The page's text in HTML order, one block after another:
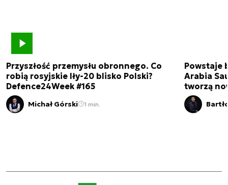
Przyszłość przemysłu obronnego. Co
robią rosyjskie Iły-20 blisko Polski?
Defence24Week #165
Michał Górski 1 min.
Powstaje
Arabia
tworzą